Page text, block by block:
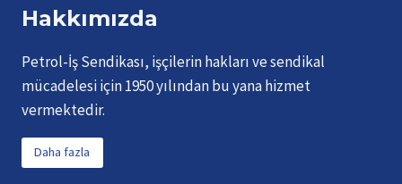
Hakkımızda
Petrol-İş Sendikası, işçilerin hakları ve sendikal
mücadelesi için 1950 yılından bu yana hizmet
vermektedir.
Daha fazla